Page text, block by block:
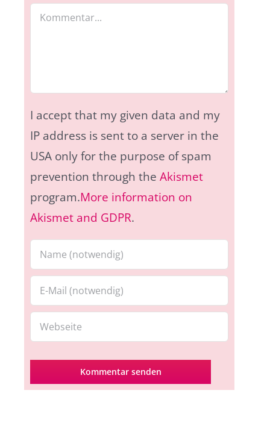
I accept that my given data and my
IP address is sent to a server in the
USA only for the purpose of spam
prevention through the Akismet
program.More information on
Akismet and GDPR.